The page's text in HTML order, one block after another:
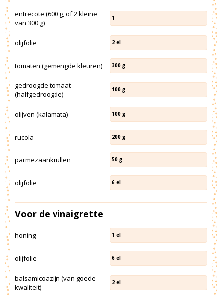
entrecote (600 g, of 2 kleine
van 300 g)
1
olijfolie 2 el
tomaten (gemengde kleuren) 300 g
gedroogde tomaat
(halfgedroogde)
100 g
olijven (kalamata) 100 g
rucola 200 g
parmezaankrullen 50 g
olijfolie 6 el
Voor de vinaigrette
honing 1 el
olijfolie 6 el
balsamicoazijn (van goede
kwaliteit)
2 el